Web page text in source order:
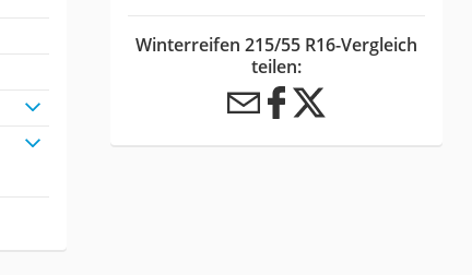
Winterreifen 215/55 R16-Vergleich
teilen: